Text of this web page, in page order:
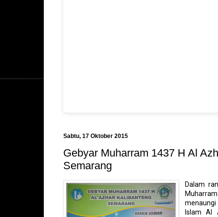
Sabtu, 17 Oktober 2015
Gebyar Muharram 1437 H Al
Semarang
Dalam
Islam Al